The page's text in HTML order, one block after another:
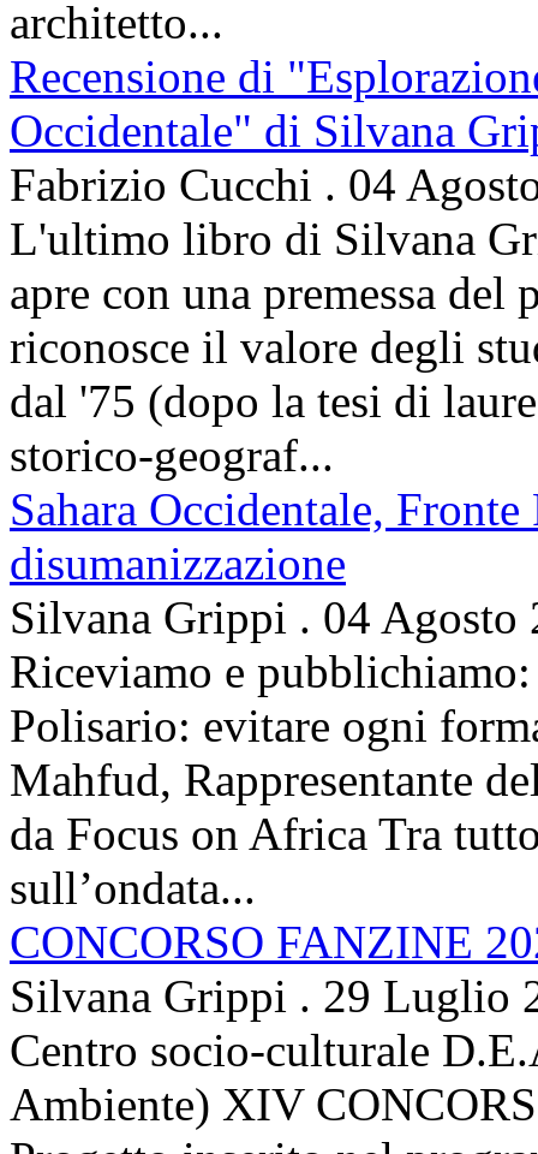
architetto...
Recensione di
Occidentale" di Silvana
Fabrizio Cucchi . 04
L'ultimo libro di Silvana
apre con una premessa
riconosce il valore degli
dal '75 (dopo la tesi di
storico-geograf...
Sahara Occidentale,
disumanizzazione
Silvana Grippi . 04 Agosto
Riceviamo e
Polisario: evitare ogni
Mahfud, Rappresentante
da Focus on Africa Tra
sull’ondata...
CONCORSO FANZINE
Silvana Grippi . 29 Luglio
Centro socio-culturale
Ambiente) XIV